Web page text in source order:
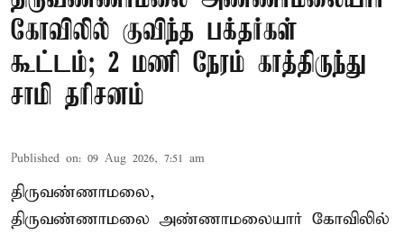
கோவிலில் குவிந்த பக்தர்கள்
கூட்டம்; 2 மணி நேரம் காத்திருந்து
சாமி தரிசனம்
Published on: 09 Aug 2026, 7:51 am
திருவண்ணாமலை,
திருவண்ணாமலை அண்ணாமலையார் கோவிலில்